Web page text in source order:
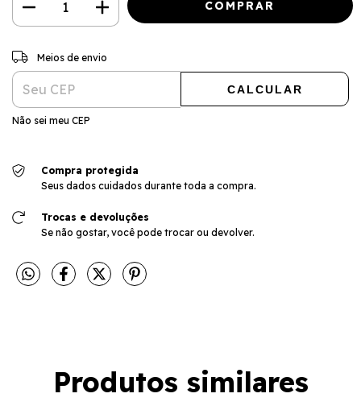
Entregas para o CEP:
Meios de envio
CALCULAR
Não sei meu CEP
Compra protegida
Seus dados cuidados durante toda a compra.
Trocas e devoluções
Se não gostar, você pode trocar ou devolver.
Produtos similares